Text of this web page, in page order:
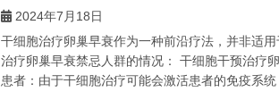
2024年7月18日
干细胞治疗卵巢早衰作为一种前沿疗法，并非适
治疗卵巢早衰禁忌人群的情况： 干细胞干预治疗
患者：由于干细胞治疗可能会激活患者的免疫系统